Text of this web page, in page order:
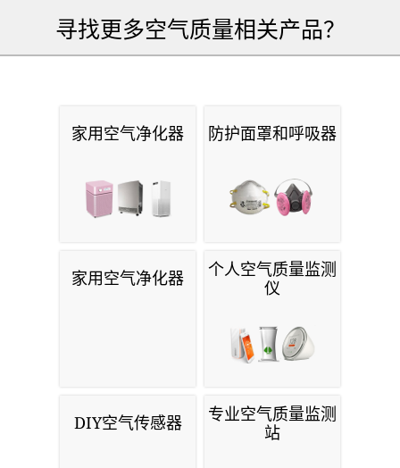
寻找更多空气质量相关产品？
家用空气净化器 防护面罩和呼吸器
家用空气净化器
个人空气质量监测
仪
DIY空气传感器
专业空气质量监测
站